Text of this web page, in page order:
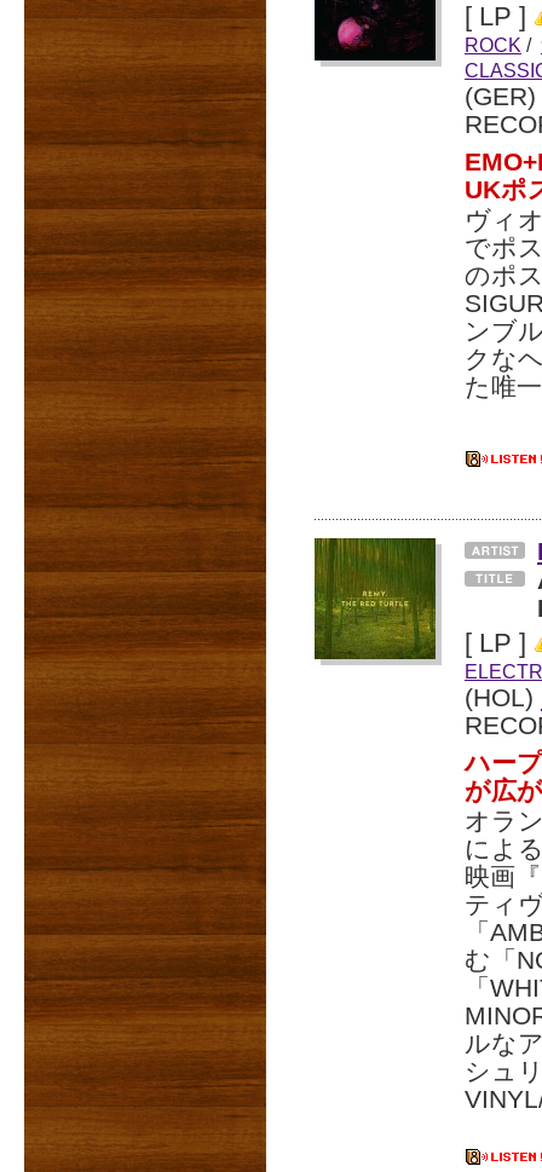
[ LP ]
ROCK /
(GER)
UKポ
ヴィ
でポ
のポ
ンブ
クな
た唯
[ LP ]
(HOL)
ハー
が広
オラ
によ
映画
ティ
「
む「
「
ルな
シュ